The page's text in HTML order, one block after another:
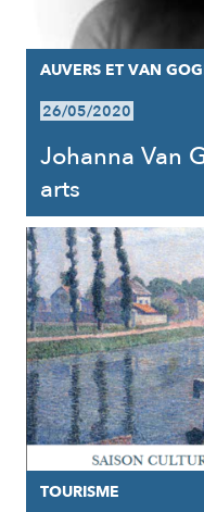
AUVERS ET VAN
26/05/2020
Johanna Van
arts
TOURISME